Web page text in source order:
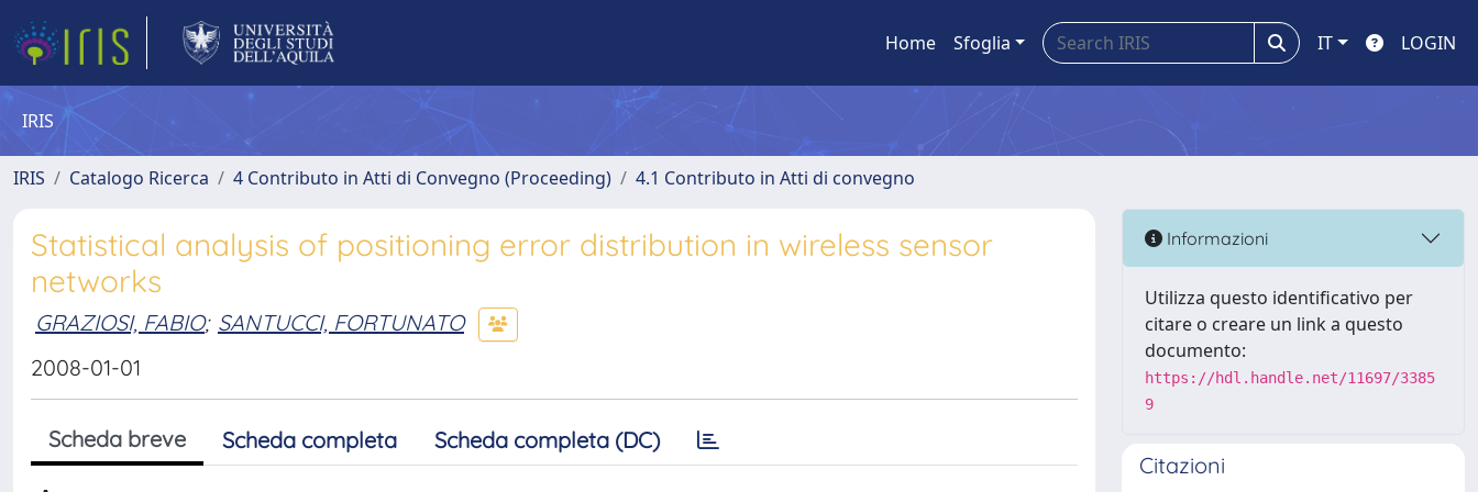
Home Sfoglia IT LOGIN
IRIS
IRIS Catalogo Ricerca 4 Contributo in Atti di Convegno (Proceeding) 4.1 Contributo in Atti di convegno
Statistical analysis of positioning error distribution in wireless sensor
networks
GRAZIOSI, FABIO; SANTUCCI, FORTUNATO
2008-01-01
Scheda breve Scheda completa Scheda completa (DC)
Informazioni
Utilizza questo identificativo per
citare o creare un link a questo
documento:
https://hdl.handle.net/11697/3385
9
Citazioni